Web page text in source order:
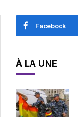
Facebook
À LA UNE